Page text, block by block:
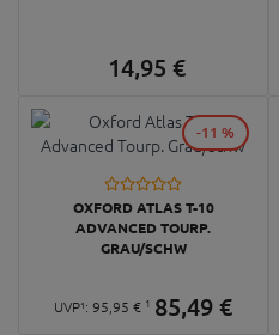
14,95 €
OXFORD ATLAS T-10
ADVANCED TOURP.
GRAU/SCHW
UVP¹: 95, 95 € 1 85,49€
-11 %